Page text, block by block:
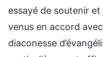
essayé de soutenir et
venus en accord
diaconesse